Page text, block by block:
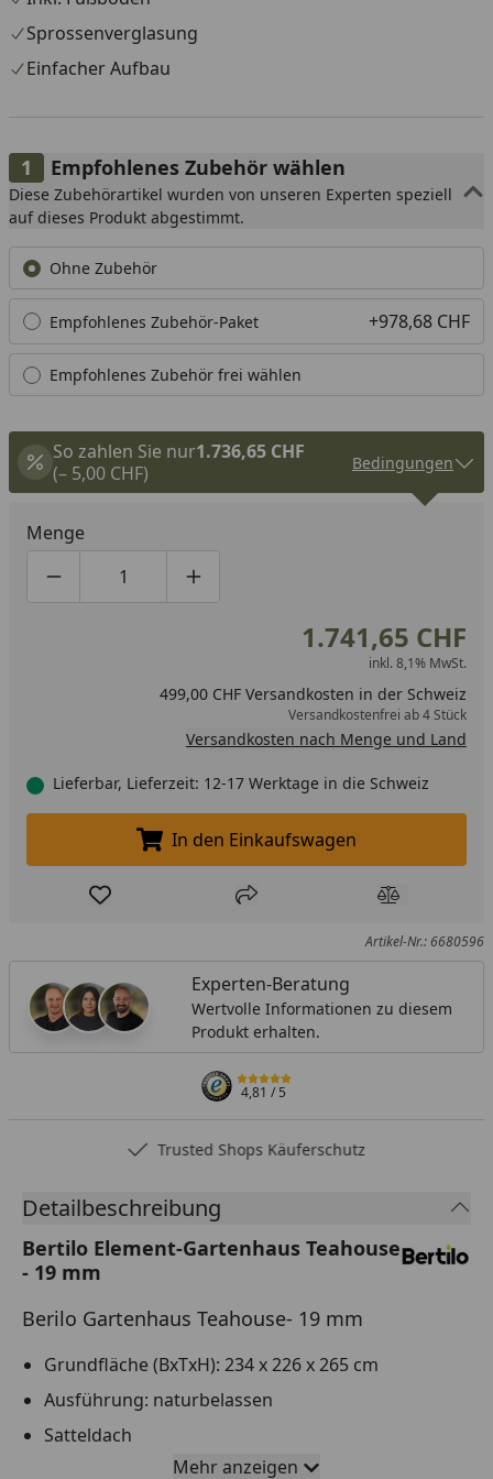
Rahmenbauweise, während vorgefertigte Dach- und
erleichtern und für zusätzliche Stabilität sorgen.
Sprossenverglasung
Einfacher Aufbau
Empfohlenes Zubehör wählen
Diese Zubehörartikel wurden von unseren Experten speziell
auf dieses Produkt abgestimmt.
Ohne Zubehör
Empfohlenes Zubehör-Paket +978,68 CHF
Empfohlenes Zubehör frei wählen
So zahlen Sie nur1.736,65 CHF
(– 5,00 CHF)
Bedingungen
Menge
Produktmenge um eins verringern
Produktmenge manuell eingeben
Produktmenge um eins erhöhen
1.741,65 CHF
inkl. 8,1% MwSt.
499,00 CHF Versandkosten in der Schweiz
Versandkostenfrei ab 4 Stück
Versandkosten nach Menge und Land
Lieferbar, Lieferzeit: 12-17 Werktage in die Schweiz
In den Einkaufswagen legen
In den Einkaufswagen
Produkt zur Wunschliste hinzufügen
Teilen Produkt
Artikel-Nr.: 6680596
Experten-Beratung
Wertvolle Informationen zu diesem
Produkt erhalten.
4,81/ 5
Trusted Shops Käuferschutz
Detailbeschreibung
Bertilo Element-Gartenhaus Teahouse
- 19 mm
Berilo Gartenhaus Teahouse- 19 mm
Grundfläche (BxTxH): 234 x 226 x 265 cm
Ausführung: naturbelassen
Satteldach
19 mm Wandstärke - Elementbauweise
Mehr anzeigen